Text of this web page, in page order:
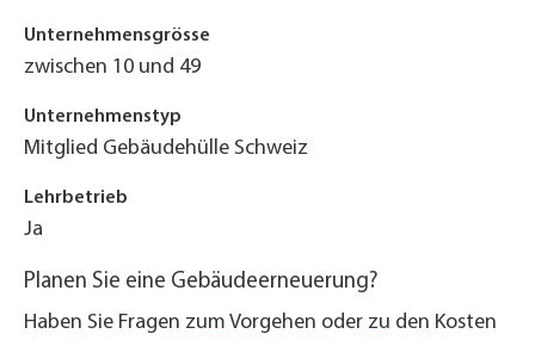
Unternehmensgrösse
zwischen 10 und 49
Unternehmenstyp
Mitglied Gebäudehülle Schweiz
Lehrbetrieb
Ja
Planen Sie eine Gebäudeerneuerung?
Haben Sie Fragen zum Vorgehen oder zu den Kosten